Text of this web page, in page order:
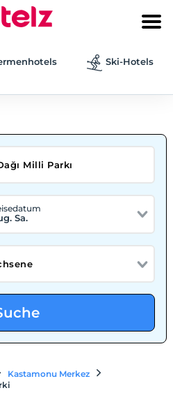
Ski-Hotels
Sa.
Kastamonu Merkez